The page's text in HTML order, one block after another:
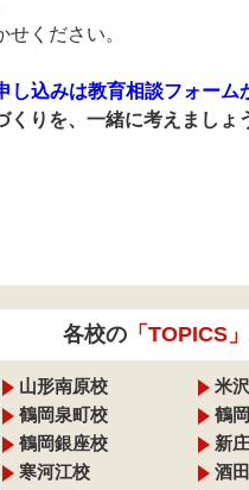
ください。
し込みは教育相談フォーム
りを、一緒に考えましょ
各校の「TOPICS」
山形南原校 米
鶴岡泉町校 鶴
鶴岡銀座校 新
寒河江校 酒